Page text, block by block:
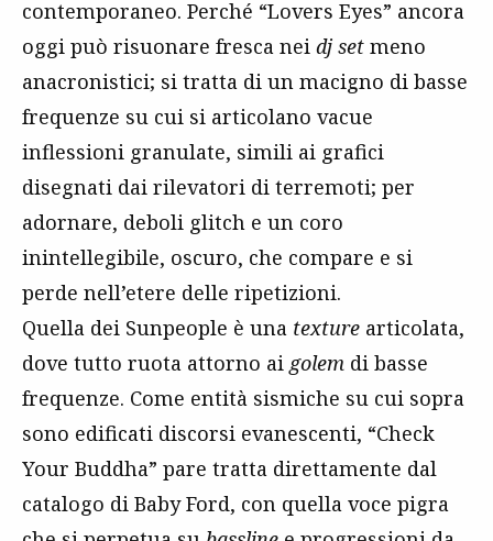
contemporaneo. Perché “Lovers Eyes” ancora
oggi può risuonare fresca nei dj set meno
anacronistici; si tratta di un macigno di basse
frequenze su cui si articolano vacue
inflessioni granulate, simili ai grafici
disegnati dai rilevatori di terremoti; per
adornare, deboli glitch e un coro
inintellegibile, oscuro, che compare e si
perde nell’etere delle ripetizioni.
Quella dei Sunpeople è una texture articolata,
dove tutto ruota attorno ai golem di basse
frequenze. Come entità sismiche su cui sopra
sono edificati discorsi evanescenti, “Check
Your Buddha” pare tratta direttamente dal
catalogo di Baby Ford, con quella voce pigra